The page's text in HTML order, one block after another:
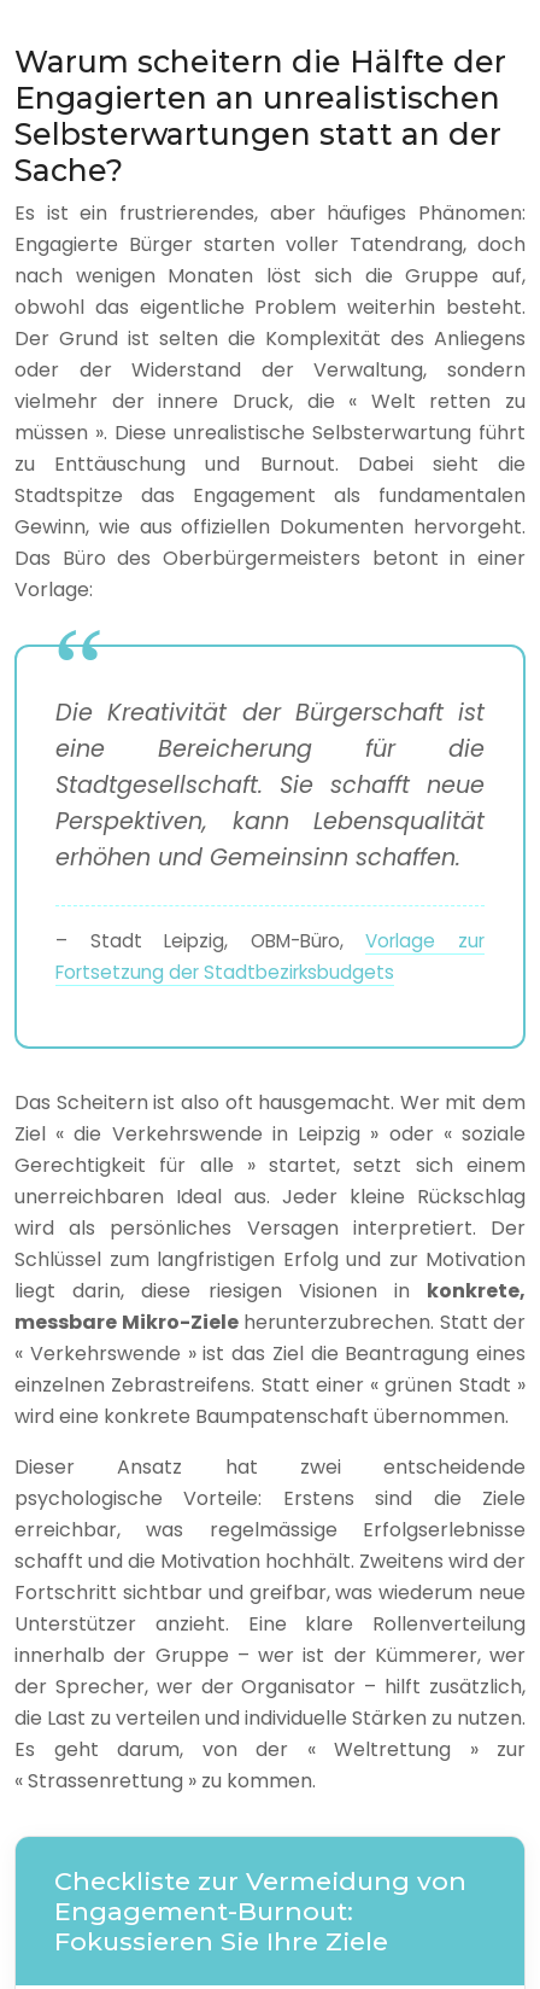
Warum scheitern die Hälfte der
Engagierten an unrealistischen
Selbsterwartungen statt an der
Sache?
Es ist ein frustrierendes, aber häufiges Phänomen:
Engagierte Bürger starten voller Tatendrang, doch
nach wenigen Monaten löst sich die Gruppe auf,
obwohl das eigentliche Problem weiterhin besteht.
Der Grund ist selten die Komplexität des Anliegens
oder der Widerstand der Verwaltung, sondern
vielmehr der innere Druck, die « Welt retten zu
müssen ». Diese unrealistische Selbsterwartung führt
zu Enttäuschung und Burnout. Dabei sieht die
Stadtspitze das Engagement als fundamentalen
Gewinn, wie aus offiziellen Dokumenten hervorgeht.
Das Büro des Oberbürgermeisters betont in einer
Vorlage:
Die Kreativität der Bürgerschaft ist
eine Bereicherung für die
Stadtgesellschaft. Sie schafft neue
Perspektiven, kann Lebensqualität
erhöhen und Gemeinsinn schaffen.
– Stadt Leipzig, OBM-Büro,Vorlage zur
Fortsetzung der Stadtbezirksbudgets
Das Scheitern ist also oft hausgemacht. Wer mit dem
Ziel « die Verkehrswende in Leipzig » oder « soziale
Gerechtigkeit für alle » startet, setzt sich einem
unerreichbaren Ideal aus. Jeder kleine Rückschlag
wird als persönliches Versagen interpretiert. Der
Schlüssel zum langfristigen Erfolg und zur Motivation
liegt darin, diese riesigen Visionen in konkrete,
messbare Mikro-Zieleherunterzubrechen. Statt der
« Verkehrswende » ist das Ziel die Beantragung eines
einzelnen Zebrastreifens. Statt einer « grünen Stadt »
wird eine konkrete Baumpatenschaft übernommen.
Dieser Ansatz hat zwei entscheidende
psychologische Vorteile: Erstens sind die Ziele
erreichbar, was regelmässige Erfolgserlebnisse
schafft und die Motivation hochhält. Zweitens wird der
Fortschritt sichtbar und greifbar, was wiederum neue
Unterstützer anzieht. Eine klare Rollenverteilung
innerhalb der Gruppe – wer ist der Kümmerer, wer
der Sprecher, wer der Organisator – hilft zusätzlich,
die Last zu verteilen und individuelle Stärken zu nutzen.
Es geht darum, von der « Weltrettung » zur
« Strassenrettung » zu kommen.
Checkliste zur Vermeidung von
Engagement-Burnout:
Fokussieren Sie Ihre Ziele